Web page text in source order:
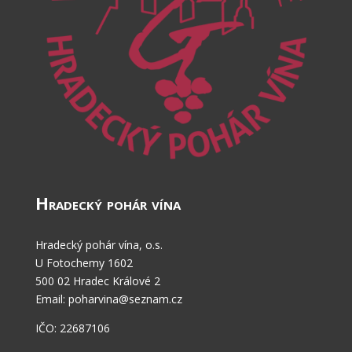
Hradecký pohár vína
Hradecký pohár vína, o.s.
U Fotochemy 1602
500 02 Hradec Králové 2
Email: poharvina@seznam.cz
IČO: 22687106